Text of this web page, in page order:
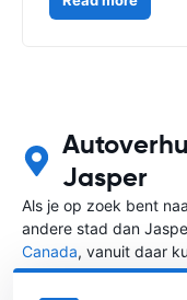
Jasper
Als je op zoek bent
andere stad dan
Canada, vanuit daar
Canada je een auto